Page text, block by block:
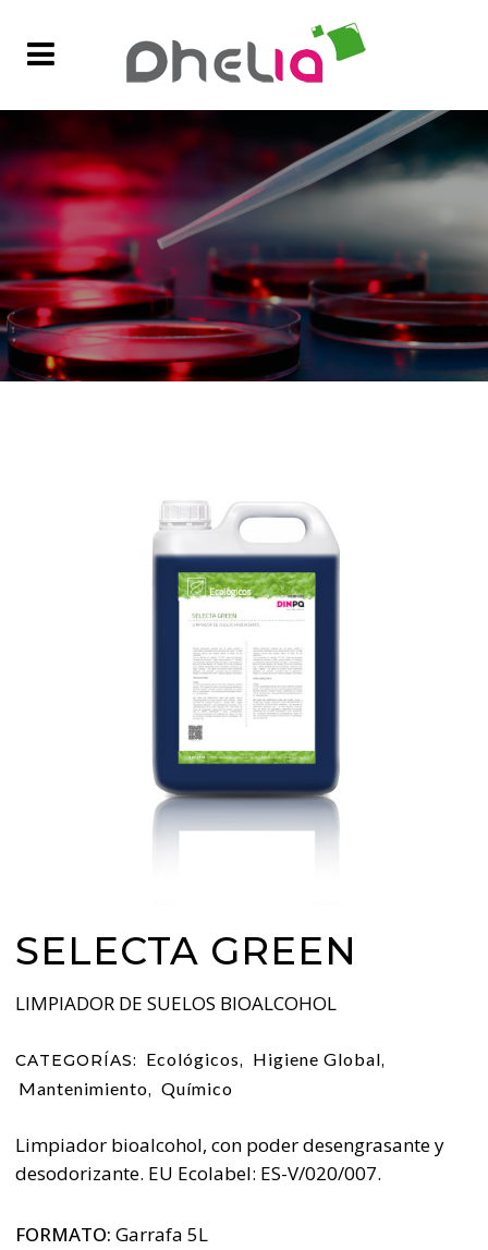
SELECTA GREEN
LIMPIADOR DE SUELOS BIOALCOHOL
CATEGORÍAS: Ecológicos, Higiene Global,
Mantenimiento, Químico
Limpiador bioalcohol, con poder desengrasante y
desodorizante. EU Ecolabel: ES-V/020/007.
FORMATO: Garrafa 5L